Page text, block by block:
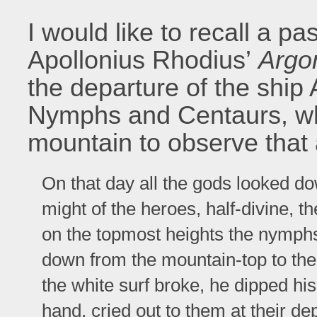
I would like to recall a
Apollonius Rhodius’
the departure of the ship
Nymphs and Centaurs,
mountain to observe
On that day all the gods looked
might of the heroes, half-divine,
on the topmost heights the
down from the mountain-top to
the white surf broke, he dipped
hand, cried out to them at their